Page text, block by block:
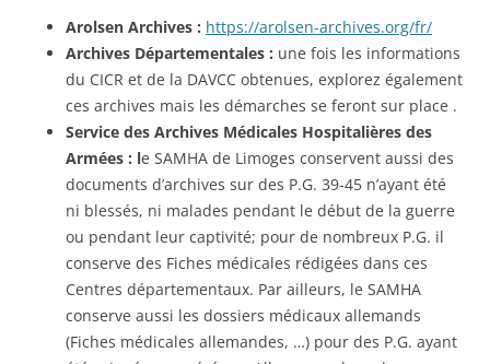
Arolsen Archives : https://arolsen-archives.org/fr/
Archives Départementales : une fois les informations
du CICR et de la DAVCC obtenues, explorez également
ces archives mais les démarches se feront sur place .
Service des Archives Médicales Hospitalières des
Armées : le SAMHA de Limoges conservent aussi des
documents d’archives sur des P.G. 39-45 n’ayant été
ni blessés, ni malades pendant le début de la guerre
ou pendant leur captivité; pour de nombreux P.G. il
conserve des Fiches médicales rédigées dans ces
Centres départementaux. Par ailleurs, le SAMHA
conserve aussi les dossiers médicaux allemands
(Fiches médicales allemandes, …) pour des P.G. ayant